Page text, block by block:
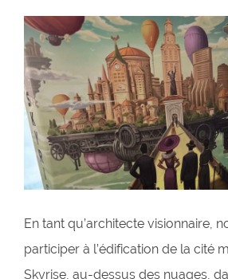
En tant qu’architecte visionnaire,
participer à l’édification de la cité
Skyrise, au-dessus des nuages,